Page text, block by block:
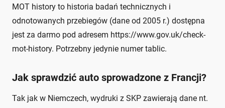
MOT history to historia badań technicznych i
odnotowanych przebiegów (dane od 2005 r.) dostępna
jest za darmo pod adresem https://www.gov.uk/check-
mot-history. Potrzebny jedynie numer tablic.
Jak sprawdzić auto sprowadzone z Francji?
Tak jak w Niemczech, wydruki z SKP zawierają dane nt.